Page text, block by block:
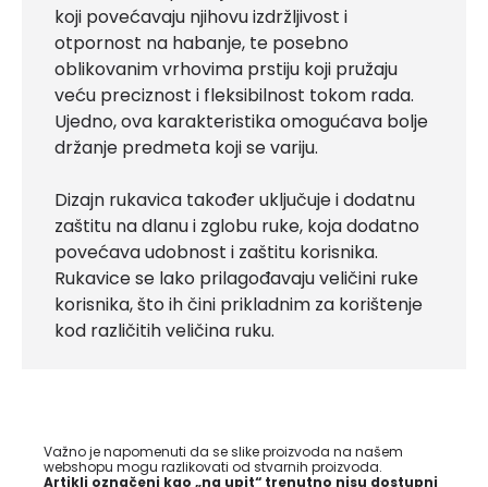
koji povećavaju njihovu izdržljivost i
otpornost na habanje, te posebno
oblikovanim vrhovima prstiju koji pružaju
veću preciznost i fleksibilnost tokom rada.
Ujedno, ova karakteristika omogućava bolje
držanje predmeta koji se variju.
Dizajn rukavica također uključuje i dodatnu
zaštitu na dlanu i zglobu ruke, koja dodatno
povećava udobnost i zaštitu korisnika.
Rukavice se lako prilagođavaju veličini ruke
korisnika, što ih čini prikladnim za korištenje
kod različitih veličina ruku.
Važno je napomenuti da se slike proizvoda na našem
webshopu mogu razlikovati od stvarnih proizvoda.
Artikli označeni kao „na upit“ trenutno nisu dostupni